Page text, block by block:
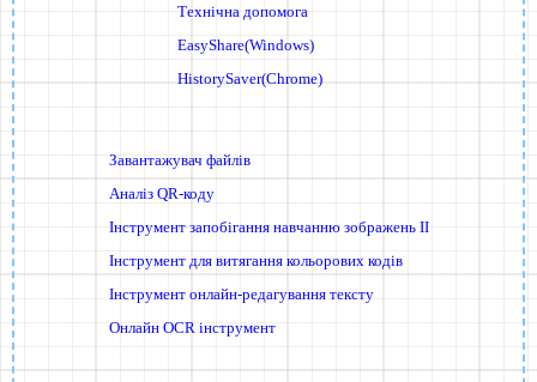
Технічна допомога
EasyShare(Windows)
HistorySaver(Chrome)
Завантажувач файлів
Аналіз QR-коду
Інструмент запобігання навчанню зображень ІІ
Інструмент для витягання кольорових кодів
Інструмент онлайн-редагування тексту
Онлайн OCR інструмент